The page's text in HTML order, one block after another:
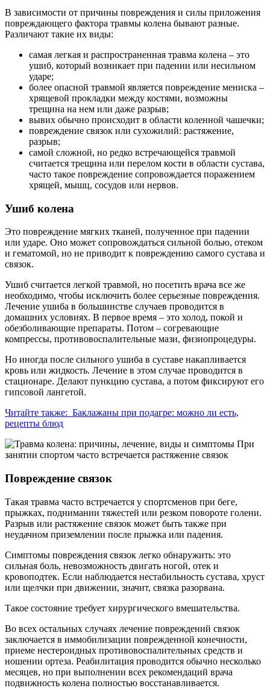
В зависимости от причины повреждения и силы приложения
повреждающего фактора травмы колена бывают разные.
Различают такие их виды:
самая легкая и распространенная травма колена – это
ушиб, который возникает при падении или несильном
ударе;
более опасной травмой является повреждение мениска –
хрящевой прокладки между костями, возможны
трещина на нем или даже разрыв;
вывих обычно происходит в области коленной чашечки;
повреждение связок или сухожилий: растяжение,
разрыв;
самой сложной, но редко встречающейся травмой
считается трещина или перелом кости в области сустава,
часто такое повреждение сопровождается поражением
хрящей, мышц, сосудов или нервов.
Ушиб колена
Это повреждение мягких тканей, полученное при падении
или ударе. Оно может сопровождаться сильной болью, отеком
и гематомой, но не приводит к повреждению самого сустава и
связок.
Ушиб считается легкой травмой, но посетить врача все же
необходимо, чтобы исключить более серьезные повреждения.
Лечение ушиба в большинстве случаев проводится в
домашних условиях. В первое время – это холод, покой и
обезболивающие препараты. Потом – согревающие
компрессы, противовоспалительные мази, физиопроцедуры.
Но иногда после сильного ушиба в суставе накапливается
кровь или жидкость. Лечение в этом случае проводится в
стационаре. Делают пункцию сустава, а потом фиксируют его
гипсовой лангетой.
Читайте также: Баклажаны при подагре: можно ли есть,
рецепты блюд
При
занятии спортом часто встречается растяжение связок
Повреждение связок
Такая травма часто встречается у спортсменов при беге,
прыжках, поднимании тяжестей или резком повороте голени.
Разрыв или растяжение связок может быть также при
неудачном приземлении после прыжка или падения.
Симптомы повреждения связок легко обнаружить: это
сильная боль, невозможность двигать ногой, отек и
кровоподтек. Если наблюдается нестабильность сустава, хруст
или щелчки при движении, значит, связка разорвана.
Такое состояние требует хирургического вмешательства.
Во всех остальных случаях лечение повреждений связок
заключается в иммобилизации поврежденной конечности,
приеме нестероидных противовоспалительных средств и
ношении ортеза. Реабилитация проводится обычно несколько
месяцев, но при выполнении всех рекомендаций врача
подвижность колена полностью восстанавливается.